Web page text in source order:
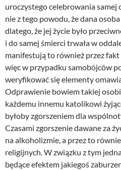
uroczystego celebrowania
nie z tego powodu, że dana
dlatego, że jej życie było
i do samej śmierci trwała w
manifestują to również przez fakt
więc w przypadku samobójców
weryfikować się elementy
Odprawienie bowiem takiej
każdemu innemu katolikowi
byłoby zgorszeniem dla
Czasami zgorszenie dawane za
na alkoholizmie, a przez to
religijnych. W związku z tym
będące efektem jakiegoś